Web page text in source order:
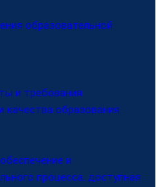
образовательной
и требования
качества образования
и
процесса. доступная